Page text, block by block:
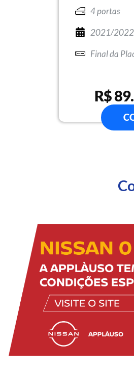
4 portas
2021/2022
R$